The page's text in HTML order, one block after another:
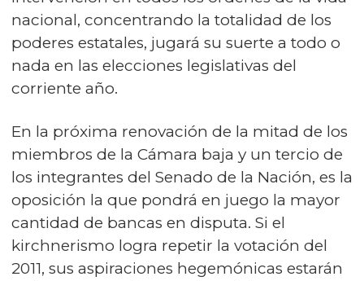
nacional, concentrando la totalidad de los
poderes estatales, jugará su suerte a todo o
nada en las elecciones legislativas del
corriente año.
En la próxima renovación de la mitad de los
miembros de la Cámara baja y un tercio de
los integrantes del Senado de la Nación, es la
oposición la que pondrá en juego la mayor
cantidad de bancas en disputa. Si el
kirchnerismo logra repetir la votación del
2011, sus aspiraciones hegemónicas estarán